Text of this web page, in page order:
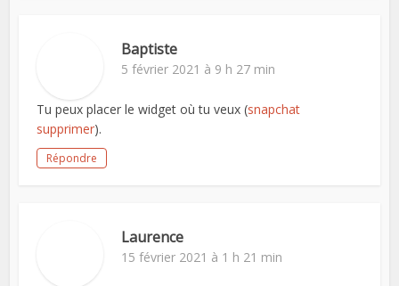
Baptiste
5 février 2021 à 9 h 27 min
Tu peux placer le widget où tu veux (snapchat
supprimer).
Répondre
Laurence
15 février 2021 à 1 h 21 min